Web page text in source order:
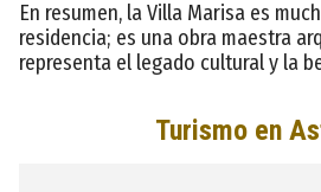
En resumen, la Villa Marisa es
residencia; es una obra maestra
representa el legado cultural y la